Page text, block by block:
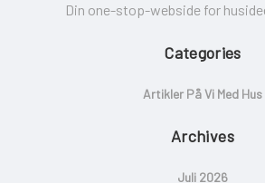
Din one-stop-webside for
Categories
Artikler På Vi Med Hus
Archives
Juli 2026